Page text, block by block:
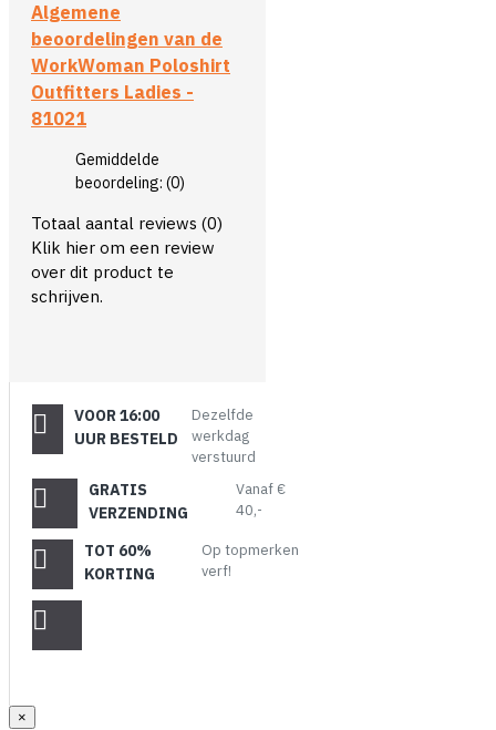
Algemene
beoordelingen van de
WorkWoman Poloshirt
Outfitters Ladies -
81021
Gemiddelde
beoordeling: (0)
Totaal aantal reviews (0)
Klik hier om een review
over dit product te
schrijven.
VOOR 16:00
UUR BESTELD
Dezelfde
werkdag
verstuurd
GRATIS
VERZENDING
Vanaf €
40,-
TOT 60%
KORTING
Op topmerken
verf!
×